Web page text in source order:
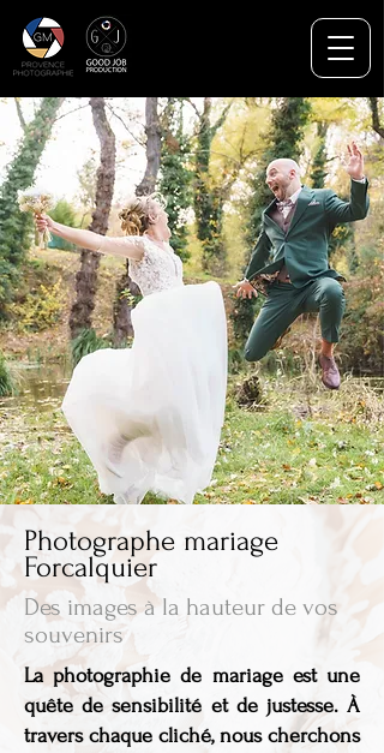
Photographe mariage
Forcalquier
Des images à la hauteur de vos
souvenirs
La photographie de mariage est une
quête de sensibilité et de justesse. À
travers chaque cliché, nous cherchons